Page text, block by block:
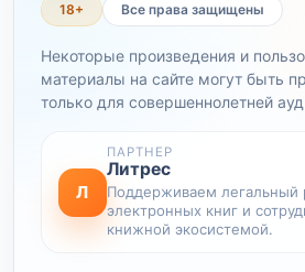
18+ Все права защищены
Некоторые произведения и
материалы на сайте могут быть
только для совершеннолетней
Л
ПАРТНЕР
Литрес
Поддерживаем легальный
электронных книг и
книжной экосистемой.